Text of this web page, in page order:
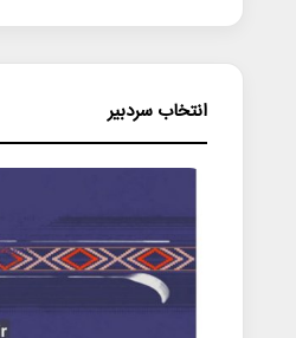
انتخاب سردبیر